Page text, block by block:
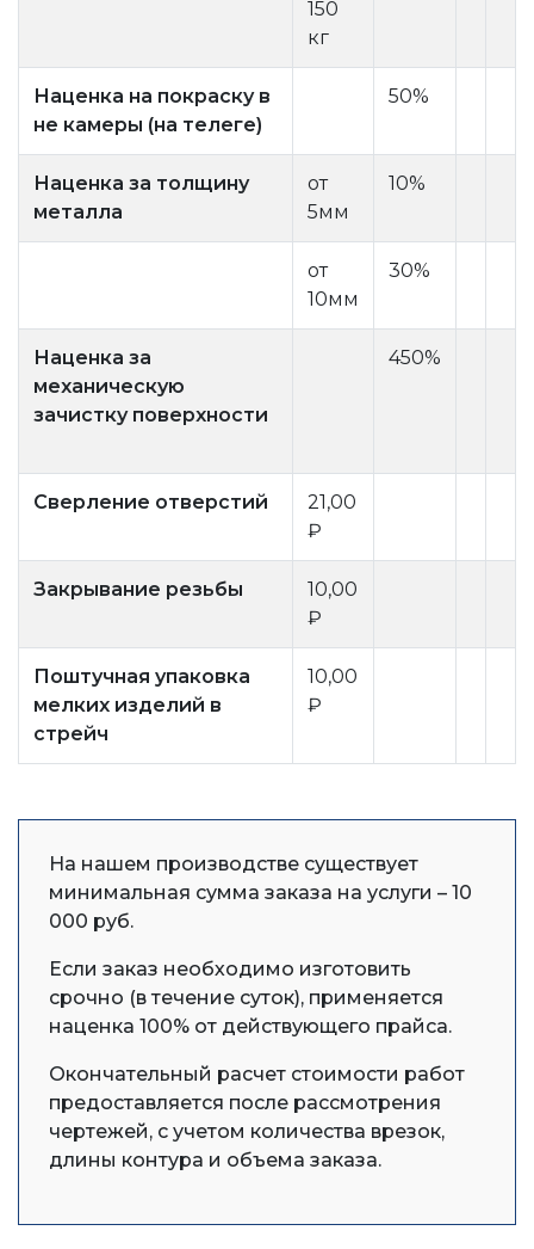
150
кг
Наценка на покраску в
не камеры (на телеге)
50%
Наценка за толщину
металла
от
5мм
10%
от
10мм
30%
Наценка за
механическую
зачистку поверхности
450%
Сверление отверстий
21,00
₽
Закрывание резьбы
10,00
₽
Поштучная упаковка
мелких изделий в
стрейч
10,00
₽
На нашем производстве существует
минимальная сумма заказа на услуги – 10
000 руб.
Если заказ необходимо изготовить
срочно (в течение суток), применяется
наценка 100% от действующего прайса.
Окончательный расчет стоимости работ
предоставляется после рассмотрения
чертежей, с учетом количества врезок,
длины контура и объема заказа.